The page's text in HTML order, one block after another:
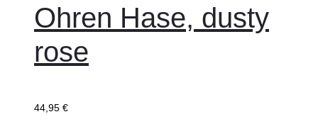
Ohren Hase, dusty
rose
44,95 €